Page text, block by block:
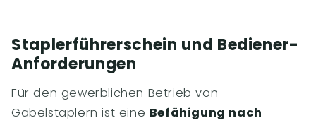
Staplerführerschein und Bediener-
Anforderungen
Für den gewerblichen Betrieb von
Gabelstaplern ist eine Befähigung nach